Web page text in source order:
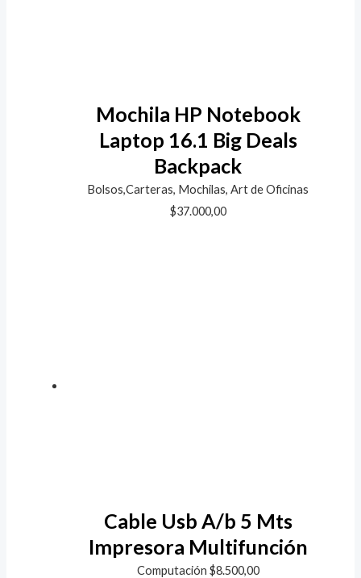
Mochila HP Notebook
Laptop 16.1 Big Deals
Backpack
Bolsos,Carteras, Mochilas, Art de Oficinas
$37.000,00
Cable Usb A/b 5 Mts
Impresora Multifunción
Computación $8.500,00